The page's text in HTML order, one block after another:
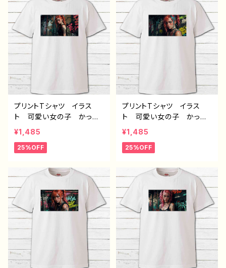
白 半袖シャツ コラボ
オリジナル デザイン グッ
ズ ノンブランド H-7
白 半袖シャツ コラボ
オリジナル デザイン グッ
ズ ノンブランド H-7
プリントTシャツ イラス
ト 可愛い女の子 かっこ
いい女子 美しい女の子
ピンク髪 ロングヘア お
しゃれ エモい メンズ レ
め 人気 イラストレータ
ー 絵師 クリエイター
白 半袖シャツ コラボ
オリジナル デザイン グッ
ズ ノンブランド H-7
¥1,485
25%OFF
プリントTシャツ イラス
ト 可愛い女の子 かっこ
いい女子 美しい女の子
ピンク髪 ツートンカラ
ー ロングヘア おしゃ
ィース 個性的 おすす
め 人気 イラストレータ
ー 絵師 クリエイター
白 半袖シャツ コラボ
オリジナル デザイン グッ
ズ ノンブランド H-7
¥1,485
25%OFF